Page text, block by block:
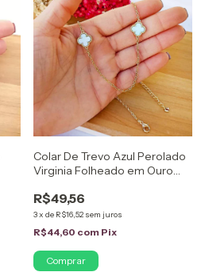
Colar De Trevo Azul Perolado
Virginia Folheado em Ouro
R$49,56
3x de R$16,52 sem juros
R$44,60 com Pix